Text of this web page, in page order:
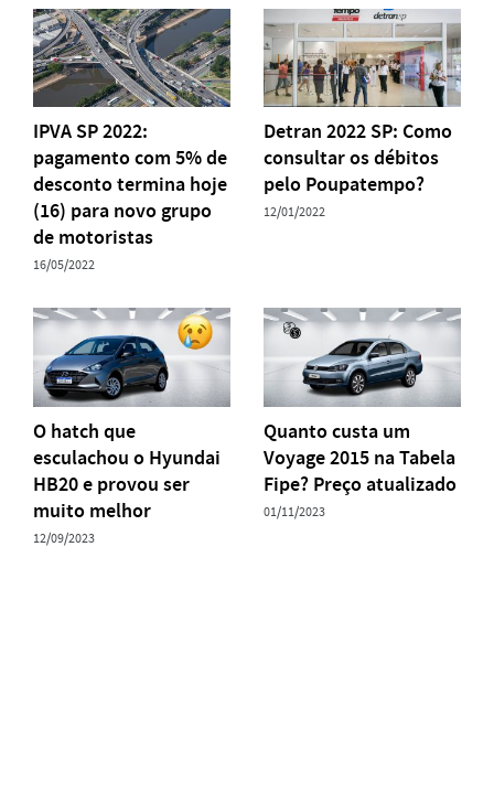
IPVA SP 2022:
pagamento com 5% de
desconto termina hoje
(16) para novo grupo
de motoristas
16/05/2022
Detran 2022 SP: Como
consultar os débitos
pelo Poupatempo?
12/01/2022
O hatch que
esculachou o Hyundai
HB20 e provou ser
muito melhor
12/09/2023
Quanto custa um
Voyage 2015 na Tabela
Fipe? Preço atualizado
01/11/2023